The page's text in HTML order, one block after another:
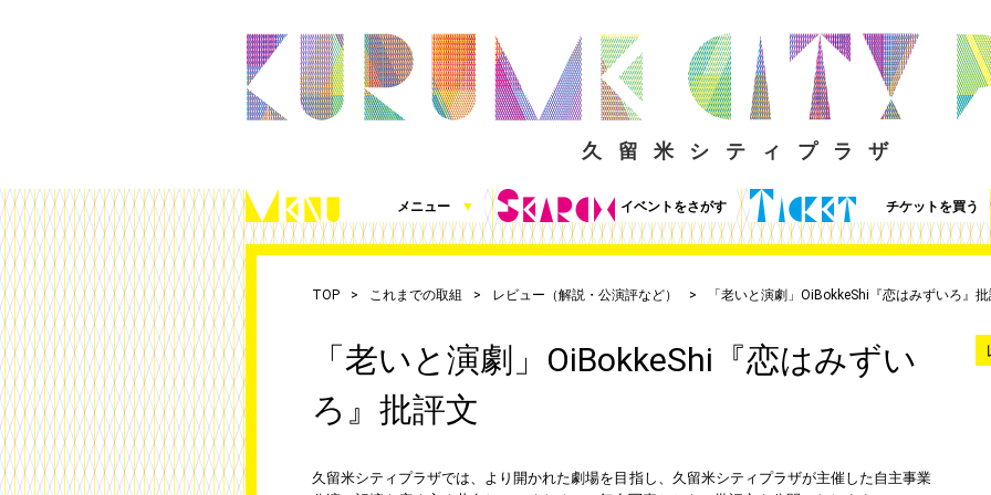
久留米シティプラザ
メニュー ▼
久留米シティプラザとは
施設案内（360度パノラマビュー）
アクセス
施設を借りる
（図面、資料、書類ダウンロード）
施設写真使用・撮影の届出
チケット発売情報
これまでの取組
シティプラザ応援プロジェクト
お知らせ
イベントをさがす チケットを買う
TOP これまでの取組 レビュー（解説・公演評など） 「老いと演劇」OiBokkeShi『恋はみずいろ』
「老いと演劇」OiBokkeShi『恋はみずい
ろ』批評文
久留米シティプラザでは、より開かれた劇場を目指し、久留米シティプラザが主催した自主事業